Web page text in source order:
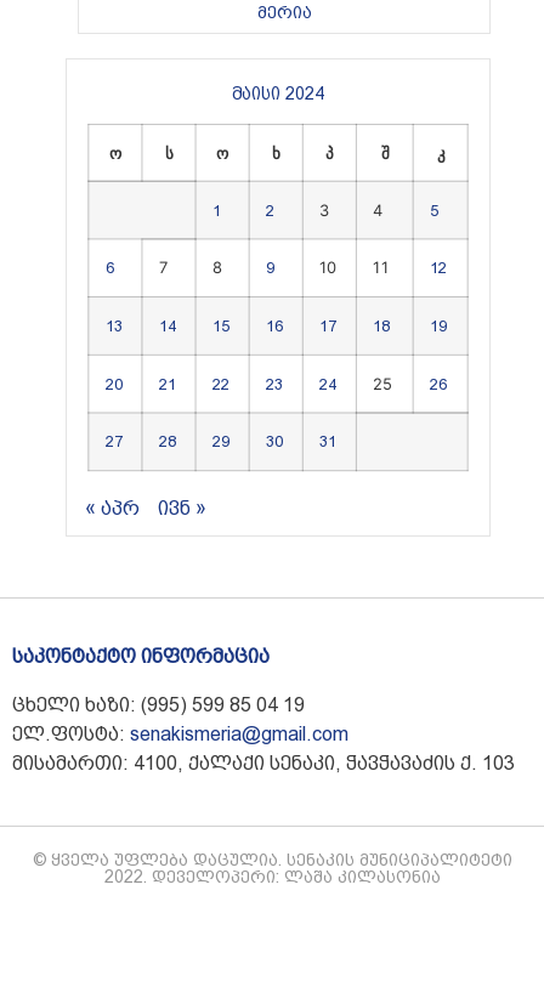
მერია
მაისი 2024
ო ს ო ხ პ შ კ
1 2 3 4 5
6 7 8 9 10 11 12
13 14 15 16 17 18 19
20 21 22 23 24 25 26
27 28 29 30 31
« აპრ ივნ »
საკონტაქტო ინფორმაცია
ცხელი ხაზი: (995) 599 85 04 19
ელ.ფოსტა: senakismeria@gmail.com
მისამართი: 4100, ქალაქი სენაკი, ჭავჭავაძის ქ. 103
© ყველა უფლება დაცულია. სენაკის მუნიციპალიტეტი
2022. დეველოპერი: ლაშა კილასონია